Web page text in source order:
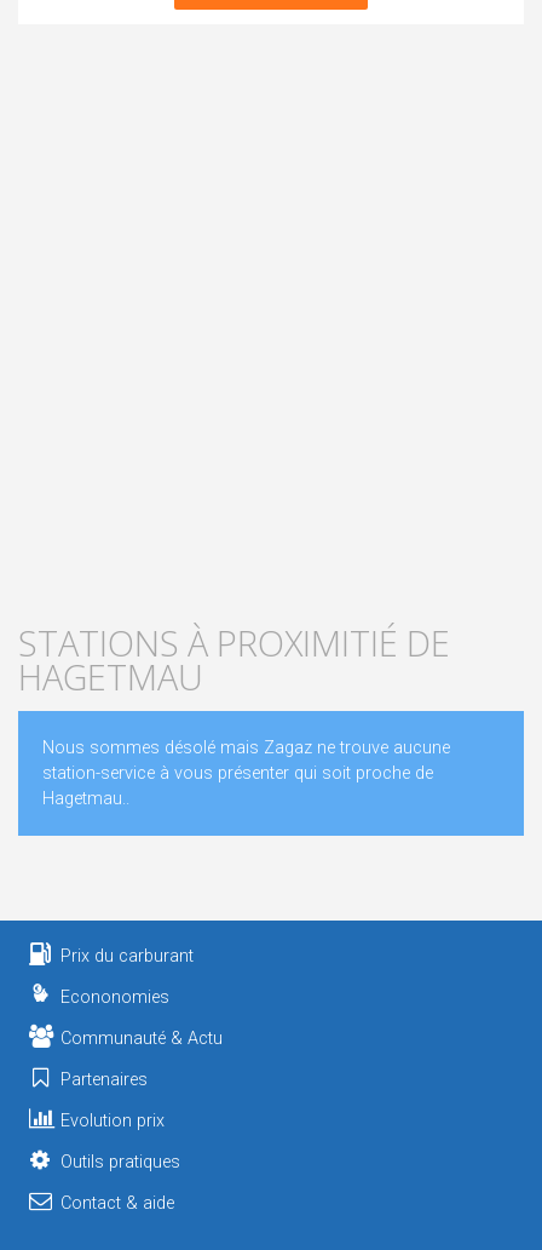
STATIONS À PROXIMITIÉ DE
HAGETMAU
Nous sommes désolé mais Zagaz ne trouve aucune
station-service à vous présenter qui soit proche de
Hagetmau..
Prix du carburant
Econonomies
Communauté & Actu
Partenaires
Evolution prix
Outils pratiques
Contact & aide